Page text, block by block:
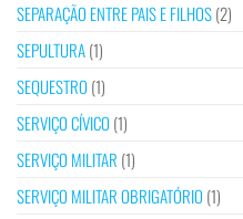
SEPARAÇÃO ENTRE PAIS E FILHOS(2)
SEPULTURA(1)
SEQUESTRO (1)
SERVIÇO CÍVICO (1)
SERVIÇO MILITAR (1)
SERVIÇO MILITAR OBRIGATÓRIO (1)